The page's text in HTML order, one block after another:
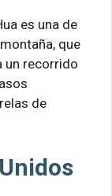
es una de
que
un recorrido
de